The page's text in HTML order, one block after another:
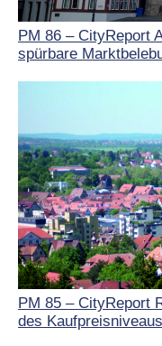
PM 86 – CityReport
spürbare
PM 85 – CityReport
des Kaufpreisniveaus